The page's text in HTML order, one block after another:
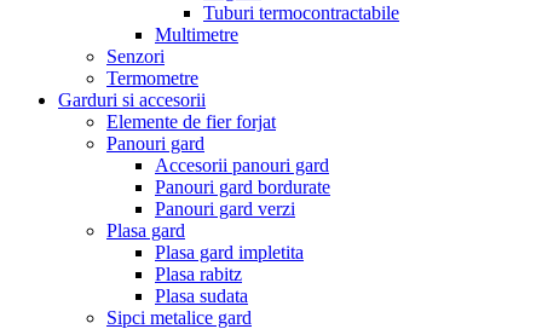
Tuburi termocontractabile
Multimetre
Senzori
Termometre
Garduri si accesorii
Elemente de fier forjat
Panouri gard
Accesorii panouri gard
Panouri gard bordurate
Panouri gard verzi
Plasa gard
Plasa gard impletita
Plasa rabitz
Plasa sudata
Sipci metalice gard